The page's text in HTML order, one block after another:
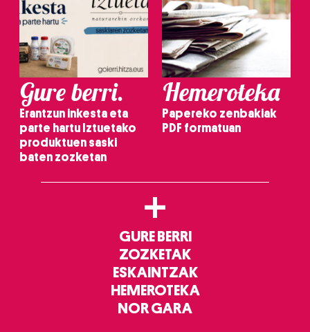
Gure berri.
Erantzun inkesta eta
parte hartu Iztuetako
produktuen saski
baten zozketan
Hemeroteka
Papereko zenbakiak
PDF formatuan
+
GURE BERRI
ZOZKETAK
ESKAINTZAK
HEMEROTEKA
NOR GARA